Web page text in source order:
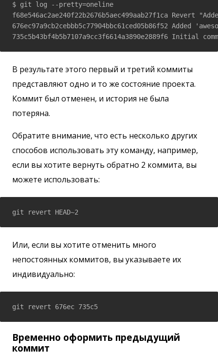
$ git log --pretty=oneline
f68e546ac2ae240f22b2676b5aec499aab27f1ca Revert
676ec97a9cb2cebbb5c77904bbc61ced05b86f52 Added
735c5b43bf4b5b7107a9cc3f6614a3890e2889f6 Initial
В результате этого первый и третий коммиты
представляют одно и то же состояние проекта.
Коммит был отменен, и история не была
потеряна.
Обратите внимание, что есть несколько других
способов использовать эту команду, например,
если вы хотите вернуть обратно 2 коммита, вы
можете использовать:
git revert HEAD~2
Или, если вы хотите отменить много
непостоянных коммитов, вы указываете их
индивидуально:
git revert 676ec 735c5
Временно оформить предыдущий
коммит